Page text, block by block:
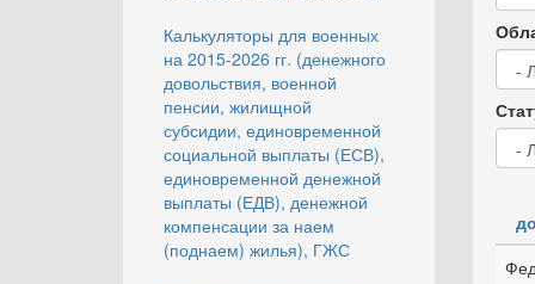
Калькуляторы для военных
на 2015-2026 гг. (денежного
довольствия, военной
пенсии, жилищной
субсидии, единовременной
социальной выплаты (ЕСВ),
единовременной денежной
выплаты (ЕДВ), денежной
компенсации за наем
(поднаем) жилья), ГЖС